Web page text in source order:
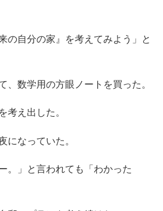
の自分の家』を考えてみよう」と
、数学用の方眼ノートを買った。
考え出した。
になっていた。
。」と言われても「わかった